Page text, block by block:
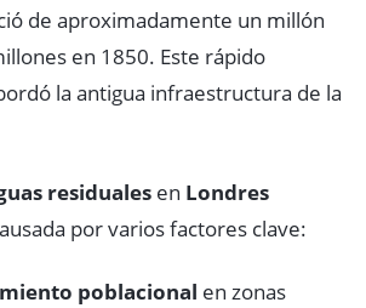
de aproximadamente un millón
en 1850. Este rápido
la antigua infraestructura de la
residuales en Londres
por varios factores clave:
poblacional en zonas